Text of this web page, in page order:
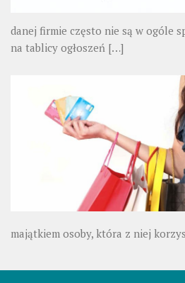
danej firmie często nie są w ogóle
na tablicy ogłoszeń […]
majątkiem osoby, która z niej